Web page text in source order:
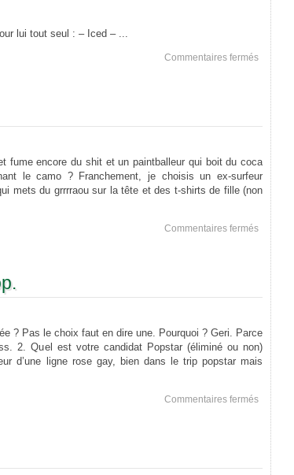
lui tout seul : – Iced – ...
Commentaires ferméssur
suite
fume encore du shit et un paintballeur qui boit du coca
le camo ? Franchement, je choisis un ex-surfeur
mets du grrrraou sur la tête et des t-shirts de fille (non
Commentaires ferméssur
Que
choisir
? Pas le choix faut en dire une. Pourquoi ? Geri. Parce
2. Quel est votre candidat Popstar (éliminé ou non)
d’une ligne rose gay, bien dans le trip popstar mais
Commentaires ferméssur
Blouk.
Vendredi.
Stop.